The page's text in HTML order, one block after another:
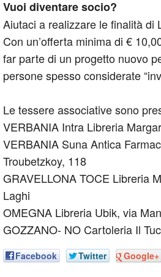
Vuoi diventare socio?
Aiutaci a realizzare le finalità di
Con un’offerta minima di €
far parte di un progetto nuovo
persone spesso considerate
Le tessere associative sono
VERBANIA Intra Libreria
VERBANIA Suna Antica
Troubetzkoy, 118
GRAVELLONA TOCE Libreria
Laghi
OMEGNA Libreria Ubik, via
GOZZANO- NO Cartoleria Il
Facebook Twitter Google+